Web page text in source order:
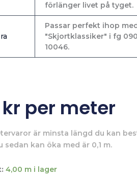
förlänger livet på tyget.
Passar perfekt ihop med
"Skjortklassiker" i fg
10046.
kr per meter
är minsta längd du kan
sedan kan öka med är 0,1 m.
4,00 m i lager